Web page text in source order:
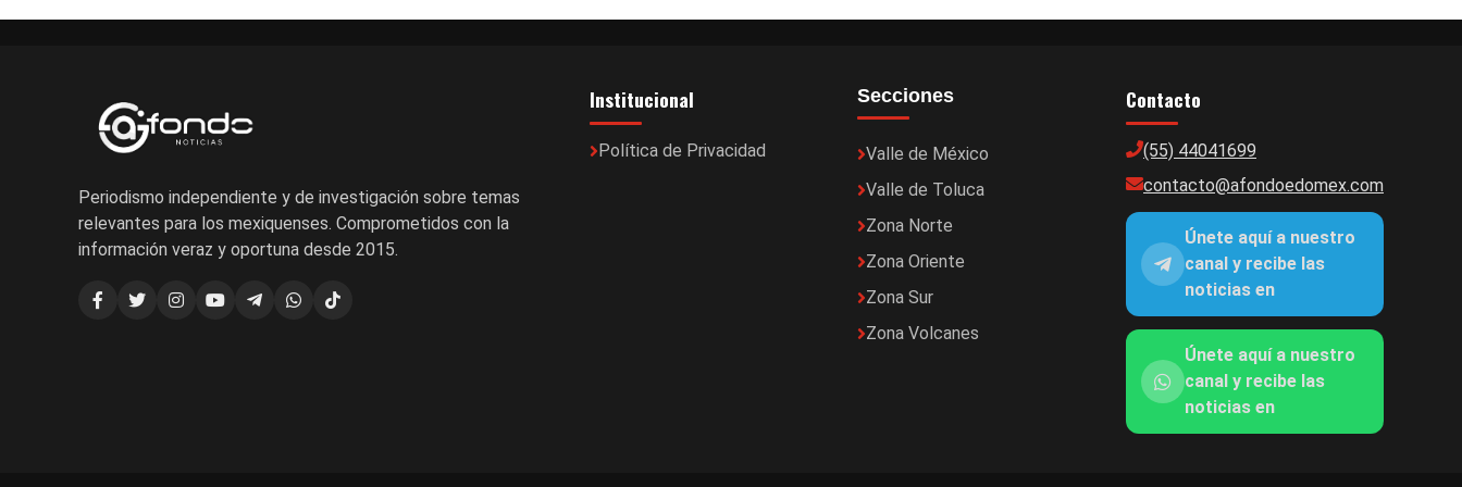
Periodismo independiente y de investigación sobre temas
relevantes para los mexiquenses. Comprometidos con la
información veraz y oportuna desde 2015.
Institucional
Política de Privacidad
Secciones
Valle de México
Valle de Toluca
Zona Norte
Zona Oriente
Zona Sur
Zona Volcanes
Contacto
(55) 44041699
contacto@afondoedomex.com
Únete aquí a nuestro
canal y recibe las
noticias en
Únete aquí a nuestro
canal y recibe las
noticias en